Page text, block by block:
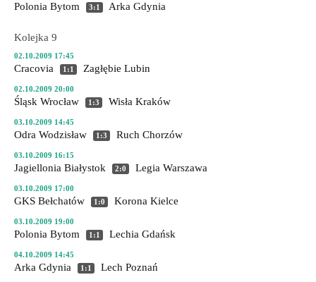
Polonia Bytom 3:1 Arka Gdynia
Kolejka 9
02.10.2009 17:45
Cracovia 1:1 Zagłębie Lubin
02.10.2009 20:00
Śląsk Wrocław 1:3 Wisła Kraków
03.10.2009 14:45
Odra Wodzisław 1:3 Ruch Chorzów
03.10.2009 16:15
Jagiellonia Białystok 2:0 Legia Warszawa
03.10.2009 17:00
GKS Bełchatów 1:0 Korona Kielce
03.10.2009 19:00
Polonia Bytom 1:1 Lechia Gdańsk
04.10.2009 14:45
Arka Gdynia 1:1 Lech Poznań